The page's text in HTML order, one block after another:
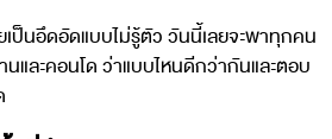
ป็นอึดอัดแบบไม่รู้ตัว วันนี้เลยจะพาทุกคน
นและคอนโด ว่าแบบไหนดีกว่ากันและตอบ